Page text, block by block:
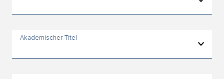
Akademischer Titel